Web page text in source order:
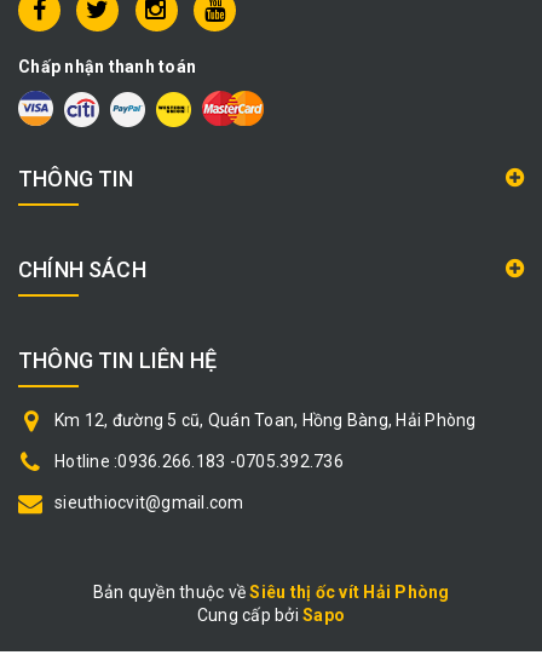
Chấp nhận thanh toán
THÔNG TIN
CHÍNH SÁCH
THÔNG TIN LIÊN HỆ
Km 12, đường 5 cũ, Quán Toan, Hồng Bàng, Hải Phòng
Hotline :0936.266.183 -0705.392.736
sieuthiocvit@gmail.com
Bản quyền thuộc vềSiêu thị ốc vít Hải Phòng
|
Cung cấp bởiSapo